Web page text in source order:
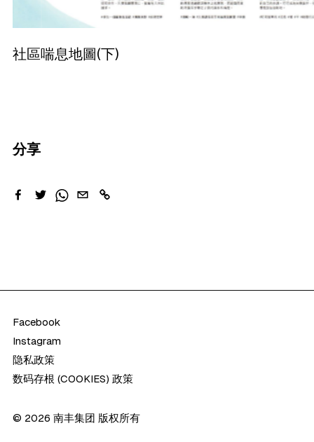
社區喘息地圖(下)
分享
Facebook
Instagram
隐私政策
数码存根 (COOKIES) 政策
© 2026 南丰集团 版权所有